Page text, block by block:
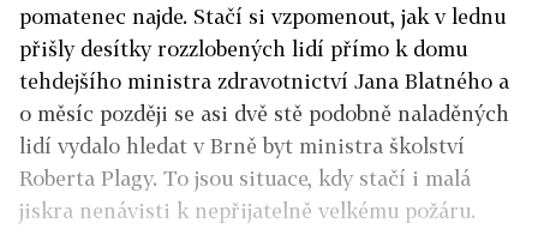
pomatenec najde. Stačí si vzpomenout, jak v lednu
přišly desítky rozzlobených lidí přímo k domu
tehdejšího ministra zdravotnictví Jana Blatného a
o měsíc později se asi dvě stě podobně naladěných
lidí vydalo hledat v Brně byt ministra školství
Roberta Plagy. To jsou situace, kdy stačí i malá
jiskra nenávisti k nepřijatelně velkému požáru.